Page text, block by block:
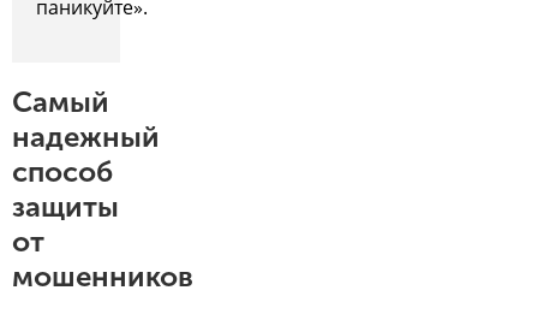
паникуйте».
Самый
надежный
способ
защиты
от
мошенников